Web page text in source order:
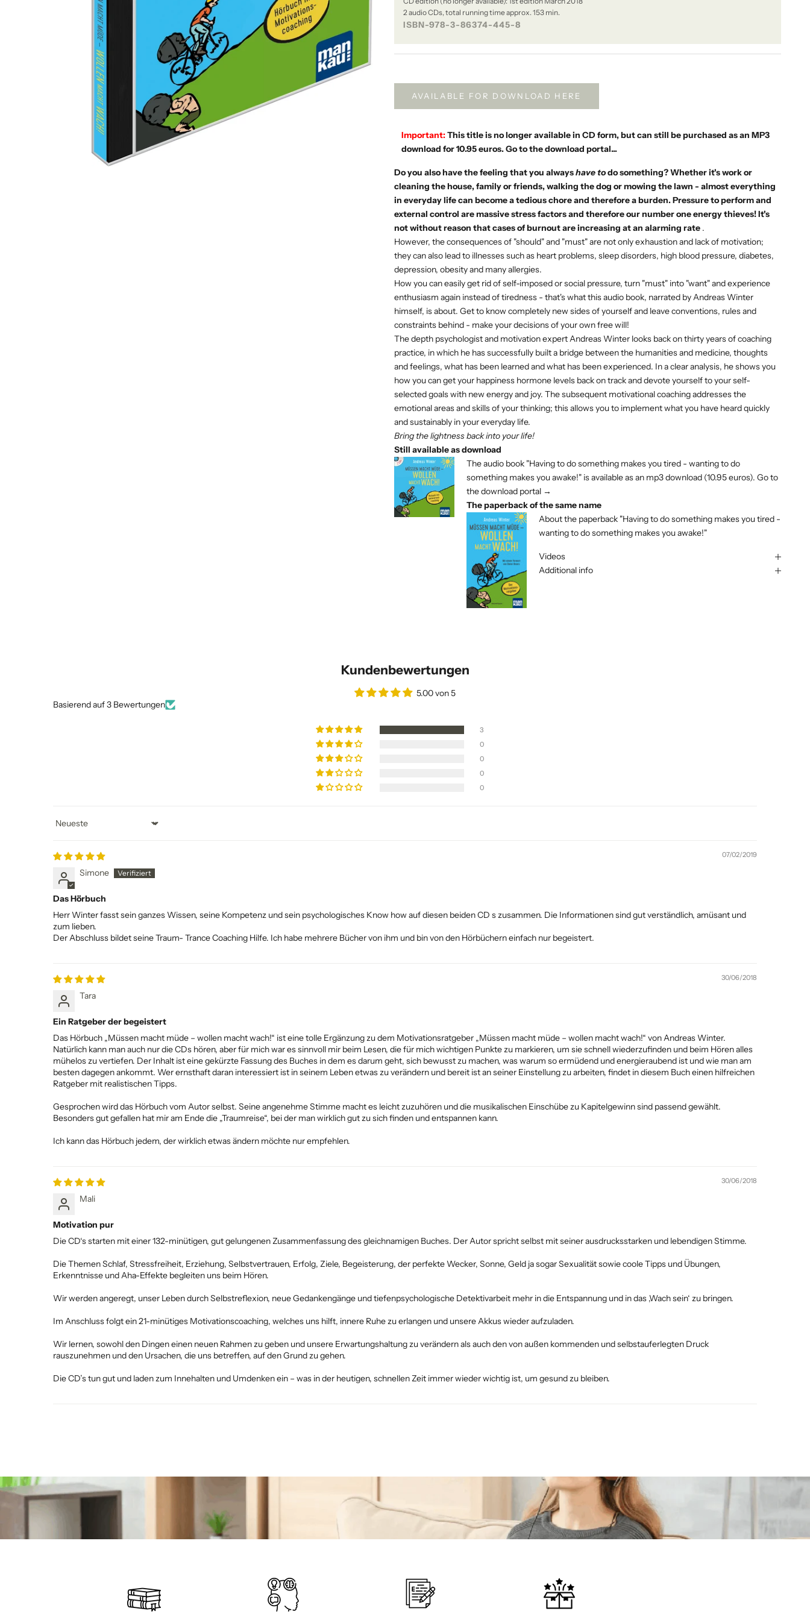
2 audio CDs, total running time approx. 153 min.
ISBN-978-3-86374-445-8
AVAILABLE FOR DOWNLOAD HERE
Important:This title is no longer available in CD form, but can still be purchased as an MP3
download for 10.95 euros.Go to the download portal...
Do you also have the feeling that you alwayshave todo something? Whether it's work or
cleaning the house, family or friends, walking the dog or mowing the lawn - almost everything
in everyday life can become a tedious chore and therefore a burden. Pressure to perform and
external control are massive stress factors and therefore our number one energy thieves! It's
not without reason that cases of burnout are increasing at an alarming rate.
However, the consequences of "should" and "must" are not only exhaustion and lack of motivation;
they can also lead to illnesses such as heart problems, sleep disorders, high blood pressure, diabetes,
depression, obesity and many allergies.
How you can easily get rid of self-imposed or social pressure, turn "must" into "want" and experience
enthusiasm again instead of tiredness - that's what this audio book, narrated by Andreas Winter
himself, is about. Get to know completely new sides of yourself and leave conventions, rules and
constraints behind - make your decisions of your own free will!
The depth psychologist and motivation expert Andreas Winter looks back on thirty years of coaching
practice, in which he has successfully built a bridge between the humanities and medicine, thoughts
and feelings, what has been learned and what has been experienced. In a clear analysis, he shows you
how you can get your happiness hormone levels back on track and devote yourself to your self-
selected goals with new energy and joy. The subsequent motivational coaching addresses the
emotional areas and skills of your thinking; this allows you to implement what you have heard quickly
and sustainably in your everyday life.
Bring the lightness back into your life!
Still available as download
The audio book "Having to do something makes you tired - wanting to do
something makes you awake!" is available asan mp3 download(10.95 euros). Go to
the download portal →
The paperback of the same name
About the paperback "Having to do something makes you tired -
wanting to do something makes you awake!"
Videos
Additional info
Kundenbewertungen
5.00 von 5
Basierend auf 3 Bewertungen
3
0
0
0
0
Sort by
07/02/2019
Simone
Das Hörbuch
Herr Winter fasst sein ganzes Wissen, seine Kompetenz und sein psychologisches Know how auf diesen beiden CD s zusammen. Die Informationen sind gut verständlich, amüsant und
zum lieben.
Der Abschluss bildet seine Traum- Trance Coaching Hilfe. Ich habe mehrere Bücher von ihm und bin von den Hörbüchern einfach nur begeistert.
30/06/2018
Tara
Ein Ratgeber der begeistert
Das Hörbuch „Müssen macht müde – wollen macht wach!“ ist eine tolle Ergänzung zu dem Motivationsratgeber „Müssen macht müde – wollen macht wach!“ von Andreas Winter.
Natürlich kann man auch nur die CDs hören, aber für mich war es sinnvoll mir beim Lesen, die für mich wichtigen Punkte zu markieren, um sie schnell wiederzufinden und beim Hören alles
mühelos zu vertiefen. Der Inhalt ist eine gekürzte Fassung des Buches in dem es darum geht, sich bewusst zu machen, was warum so ermüdend und energieraubend ist und wie man am
besten dagegen ankommt. Wer ernsthaft daran interessiert ist in seinem Leben etwas zu verändern und bereit ist an seiner Einstellung zu arbeiten, findet in diesem Buch einen hilfreichen
Ratgeber mit realistischen Tipps.
Gesprochen wird das Hörbuch vom Autor selbst. Seine angenehme Stimme macht es leicht zuzuhören und die musikalischen Einschübe zu Kapitelgewinn sind passend gewählt.
Besonders gut gefallen hat mir am Ende die „Traumreise“, bei der man wirklich gut zu sich finden und entspannen kann.
Ich kann das Hörbuch jedem, der wirklich etwas ändern möchte nur empfehlen.
30/06/2018
Mali
Motivation pur
Die CD‘s starten mit einer 132-minütigen, gut gelungenen Zusammenfassung des gleichnamigen Buches. Der Autor spricht selbst mit seiner ausdrucksstarken und lebendigen Stimme.
Die Themen Schlaf, Stressfreiheit, Erziehung, Selbstvertrauen, Erfolg, Ziele, Begeisterung, der perfekte Wecker, Sonne, Geld ja sogar Sexualität sowie coole Tipps und Übungen,
Erkenntnisse und Aha-Effekte begleiten uns beim Hören.
Wir werden angeregt, unser Leben durch Selbstreflexion, neue Gedankengänge und tiefenpsychologische Detektivarbeit mehr in die Entspannung und in das ‚Wach sein‘ zu bringen.
Im Anschluss folgt ein 21-minütiges Motivationscoaching, welches uns hilft, innere Ruhe zu erlangen und unsere Akkus wieder aufzuladen.
Wir lernen, sowohl den Dingen einen neuen Rahmen zu geben und unsere Erwartungshaltung zu verändern als auch den von außen kommenden und selbstauferlegten Druck
rauszunehmen und den Ursachen, die uns betreffen, auf den Grund zu gehen.
Die CD’s tun gut und laden zum Innehalten und Umdenken ein – was in der heutigen, schnellen Zeit immer wieder wichtig ist, um gesund zu bleiben.